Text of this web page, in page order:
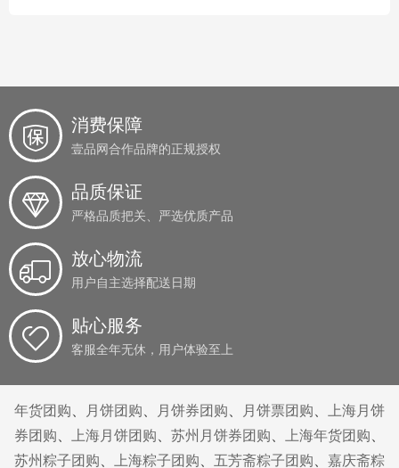
消费保障
壹品网合作品牌的正规授权
品质保证
严格品质把关、严选优质产品
放心物流
用户自主选择配送日期
贴心服务
客服全年无休，用户体验至上
年货团购 月饼团购 月饼券团购 月饼票团购
上海月饼
券团购
上海月饼团购 苏州月饼券团购 上海年货团购
苏州粽子团购
上海粽子团购 五芳斋粽子团购 嘉庆斋粽